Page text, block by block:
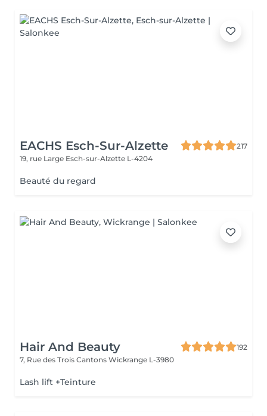
EACHS Esch-Sur-Alzette
217
19, rue Large Esch-sur-Alzette L-4204
Beauté du regard
Hair And Beauty
192
7, Rue des Trois Cantons Wickrange L-3980
Lash lift +Teinture